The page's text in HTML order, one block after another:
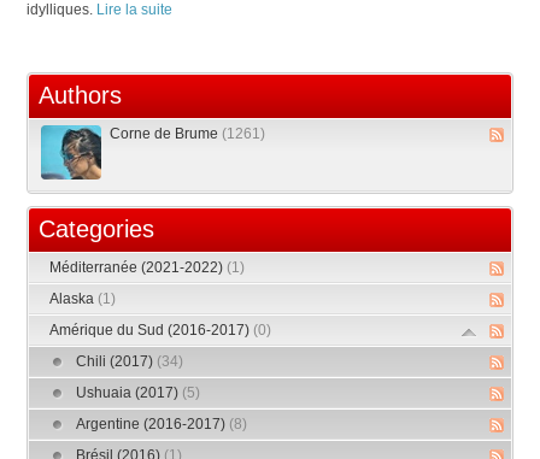
idylliques. Lire la suite
Authors
Corne de Brume (1261)
Categories
Méditerranée (2021-2022) (1)
Alaska (1)
Amérique du Sud (2016-2017) (0)
Chili (2017) (34)
Ushuaia (2017) (5)
Argentine (2016-2017) (8)